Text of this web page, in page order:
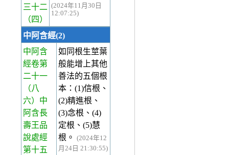
三十二
（四）
(2024年11月30日
12:07:25)
中阿含經(2)
中阿含
經卷第
二十一
（八
六）中
阿含長
壽王品
說處經
第十五
如同根生莖葉
般能增上其他
善法的五個根
本：(1)信根、
(2)精進根、
(3)念根、(4)
定根、(5)慧
根。
(2024年12
月24日 21:30:55)